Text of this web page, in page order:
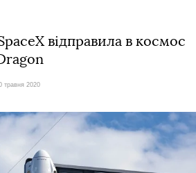
відправила в космос
травня 2020